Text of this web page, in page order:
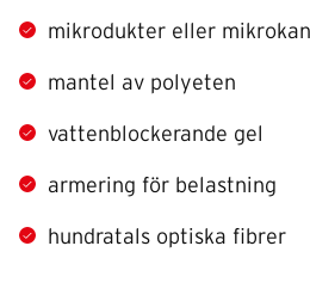
mikrodukter eller
mantel av polyeten
vattenblockerande gel
armering för belastning
hundratals optiska fibrer